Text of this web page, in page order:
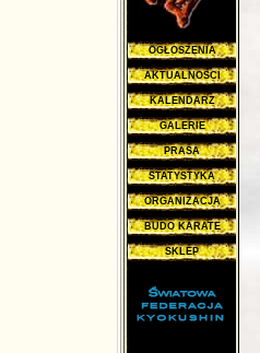
OGŁOSZENIA
AKTUALNOŚCI
KALENDARZ
GALERIE
PRASA
STATYSTYKA
ORGANIZACJA
BUDO KARATE
SKLEP